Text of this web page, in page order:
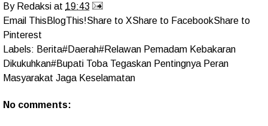
By Redaksi at 19:43
Email This BlogThis!Share to XShare to FacebookShare to
Pinterest
Labels: Berita#Daerah#Relawan Pemadam Kebakaran
Dikukuhkan#Bupati Toba Tegaskan Pentingnya Peran
Masyarakat Jaga Keselamatan
No comments: